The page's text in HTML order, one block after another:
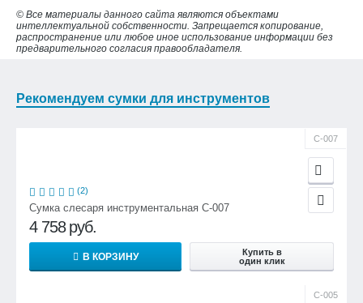
© Все материалы данного сайта являются объектами
интеллектуальной собственности. Запрещается копирование,
распространение или любое иное использование информации без
предварительного согласия правообладателя.
Рекомендуем сумки для инструментов
С-007
(2)
Сумка слесаря инструментальная С-007
4 758 руб.
В КОРЗИНУ
Купить в
один клик
С-005